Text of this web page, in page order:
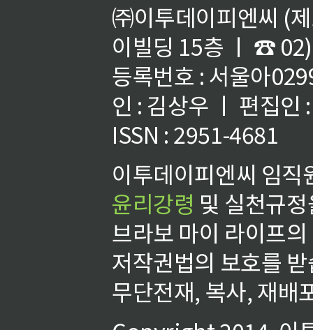
㈜이투데이피엔씨 (
이빌딩 15층 ㅣ ☎
등록번호 : 서울아
인 : 김상우 ㅣ 편집인
ISSN : 2951-4681
이투데이피엔씨 임
윤리강령 및 실천규
브라보 마이 라이프
저작권법의 보호를
무단전재, 복사, 재배